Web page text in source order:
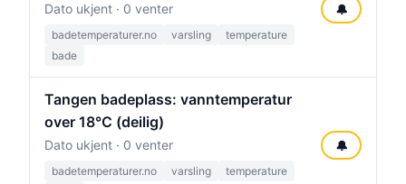
Dato ukjent · 0 venter
badetemperaturer.no varsling
temperature
bade
🔔
Tangen badeplass: vanntemperatur
over 18°C (deilig)
Dato ukjent · 0 venter
badetemperaturer.no varsling
temperature
🔔